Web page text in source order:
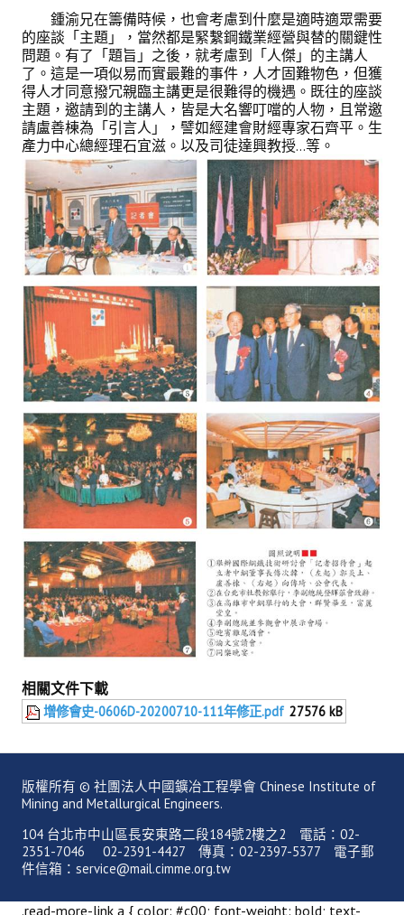
鍾渝兄在籌備時候，也會考慮到什麼是適時適眾需要
的座談「主題」，當然都是緊繫鋼鐵業經營與替的關鍵性
問題。有了「題旨」之後，就考慮到「人傑」的主講人
了。這是一項似易而實最難的事件，人才固難物色，但獲
得人才同意撥冗親臨主講更是很難得的機遇。既往的座談
主題，邀請到的主講人，皆是大名響叮噹的人物，且常邀
請盧善棟為「引言人」，譬如經建會財經專家石齊平。生
產力中心總經理石宜滋。以及司徒達興教授…等。
相關文件下載
增修會史-0606D-20200710-111年修正.pdf 27576 kB
版權所有 © 社團法人中國鑛冶工程學會 Chinese Institute of
Mining and Metallurgical Engineers.
104 台北市中山區長安東路二段184號2樓之2 電話：02-
2351-7046 02-2391-4427 傳真：02-2397-5377 電子郵
件信箱：service@mail.cimme.org.tw
.read-more-link a { color: #c00; font-weight: bold; text-